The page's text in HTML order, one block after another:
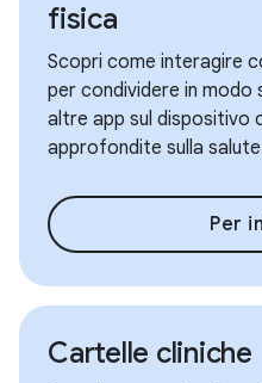
fisica
Scopri come interagire
per condividere in modo
altre app sul dispositivo
approfondite sulla
Per
Cartelle cliniche